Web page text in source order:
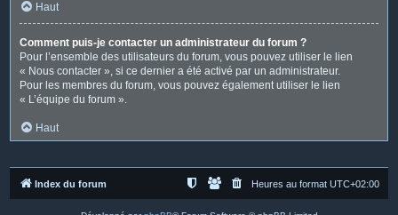
Haut
Comment puis-je contacter un administrateur du forum ?
Pour l’ensemble des utilisateurs du forum, vous pouvez utiliser le lien
« Nous contacter », si ce dernier a été activé par un administrateur.
Pour les membres du forum, vous pouvez également utiliser le lien
« L’équipe du forum ».
Haut
Index du forum Heures au format UTC+02:00